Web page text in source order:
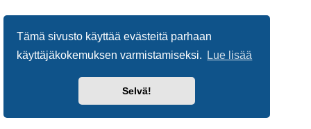
Tämä sivusto käyttää evästeitä parhaan
käyttäjäkokemuksen varmistamiseksi.
Lue lisää
Selvä!